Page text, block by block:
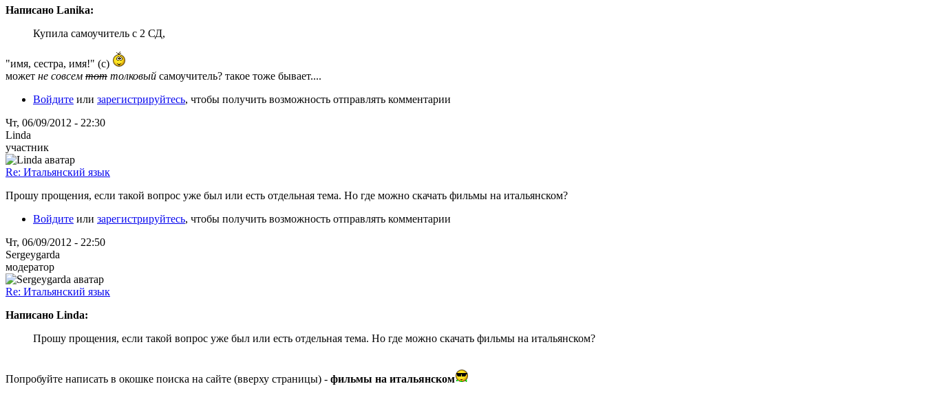
Написано Lanika:
Купила самоучитель с 2 СД,
"имя, сестра, имя!" (с)
может не совсем тот толковый самоучитель? такое тоже бывает....
Войдите или зарегистрируйтесь, чтобы получить возможность отправлять комментарии
Чт, 06/09/2012 - 22:30
Linda
участник
Re: Итальянский язык
Прошу прощения, если такой вопрос уже был или есть отдельная тема. Но где можно скачать фильмы на итальянском?
Войдите или зарегистрируйтесь, чтобы получить возможность отправлять комментарии
Чт, 06/09/2012 - 22:50
Sergeygarda
модератор
Re: Итальянский язык
Написано Linda:
Прошу прощения, если такой вопрос уже был или есть отдельная тема. Но где можно скачать фильмы на итальянском?
Попробуйте написать в окошке поиска на сайте (вверху страницы) - фильмы на итальянском